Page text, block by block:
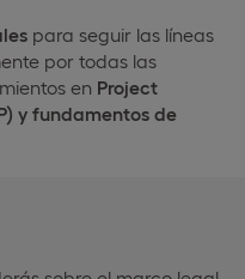
para seguir las líneas
por todas las
en Project
y fundamentos de